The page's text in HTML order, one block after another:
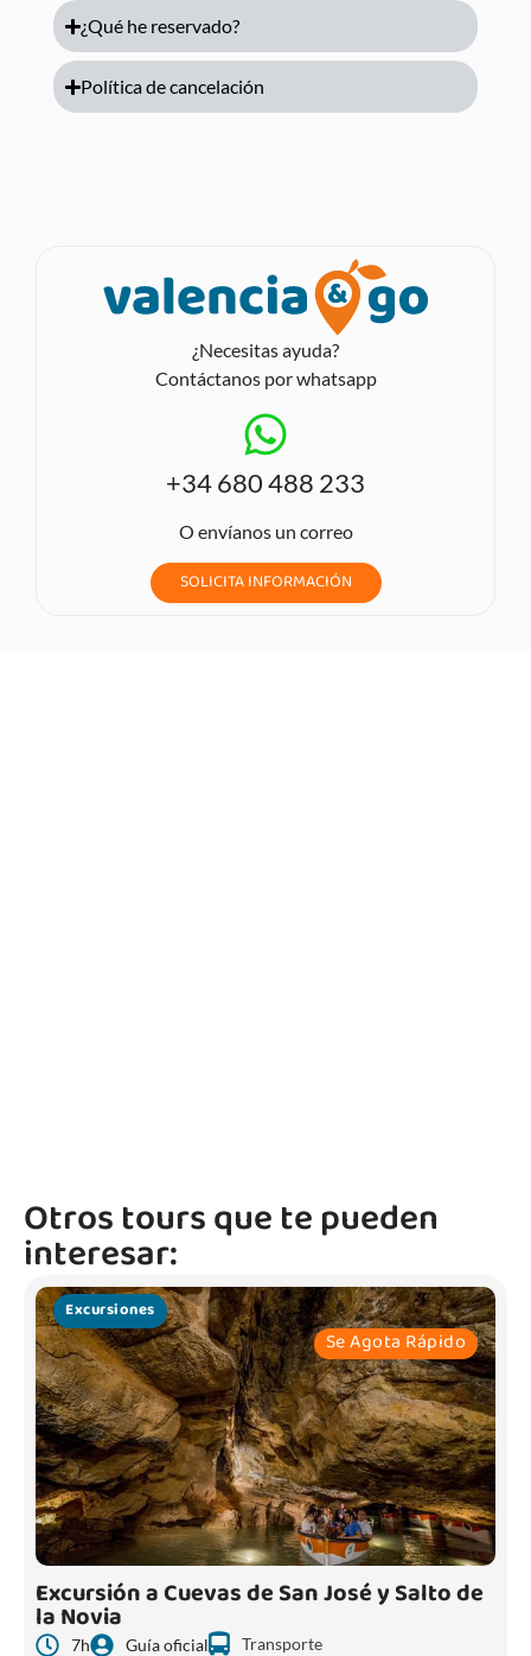
¿Qué he reservado?
Política de cancelación
¿Necesitas ayuda?
Contáctanos por whatsapp
+34 680 488 233
O envíanos un correo
SOLICITA INFORMACIÓN
Otros tours que te pueden
interesar:
Excursiones
Se Agota Rápido
Excursión a Cuevas de San José y Salto de
la Novia
7h Guía oficial Transporte